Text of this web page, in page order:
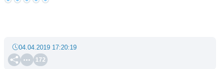
172
04.04.2019 17:20:19